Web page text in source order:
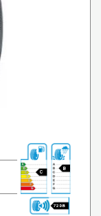
C
B
72 DB